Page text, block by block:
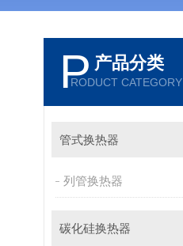
P 产品分类
RODUCT CATEGORY
管式换热器
列管换热器
碳化硅换热器